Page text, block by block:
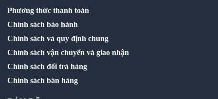
Phương thức thanh toán
Chính sách bảo hành
Chính sách và quy định chung
Chính sách vận chuyển và giao nhận
Chính sách đổi trả hàng
Chính sách bán hàng